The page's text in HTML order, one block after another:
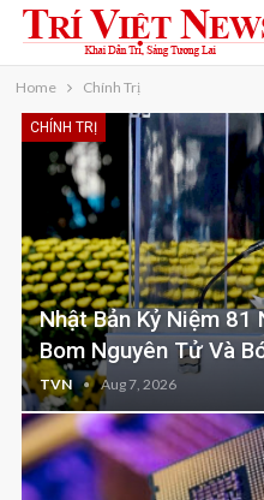
Home Chính Trị
CHÍNH TRỊ
Nhật Bản Kỷ Niệm 81
Bom Nguyên Tử Và
TVN Aug 7, 2026